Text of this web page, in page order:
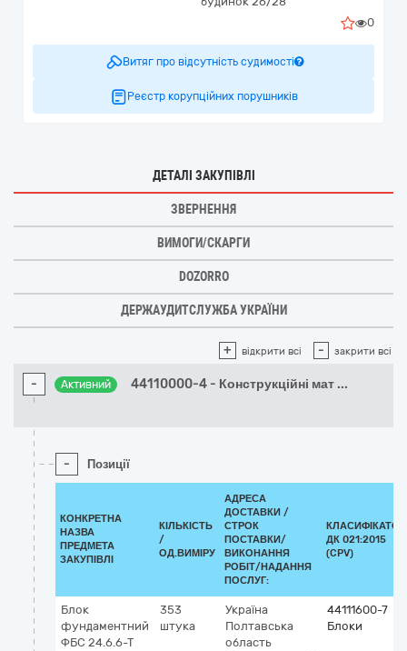
0
Витяг про відсутність судимості
Реєстр корупційних порушників
ДЕТАЛІ ЗАКУПІВЛІ
ЗВЕРНЕННЯ
ВИМОГИ/СКАРГИ
DOZORRO
ДЕРЖАУДИТСЛУЖБА УКРАЇНИ
+ відкрити всі - закрити всі
- Активний 44110000-4 - Конструкційні мат ...
- Позиції
КОНКРЕТНА
НАЗВА
ПРЕДМЕТА
ЗАКУПІВЛІ
КІЛЬКІСТЬ
/
ОД.ВИМІРУ
АДРЕСА
ДОСТАВКИ /
СТРОК
ПОСТАВКИ/
ВИКОНАННЯ
РОБІТ/НАДАННЯ
ПОСЛУГ:
КЛАСИФІКАТОР
ДК 021:2015
(CPV)
Блок
фундаментний
ФБС 24.6.6-Т
353
штука
Україна
Полтавська
область
44111600-7
Блоки